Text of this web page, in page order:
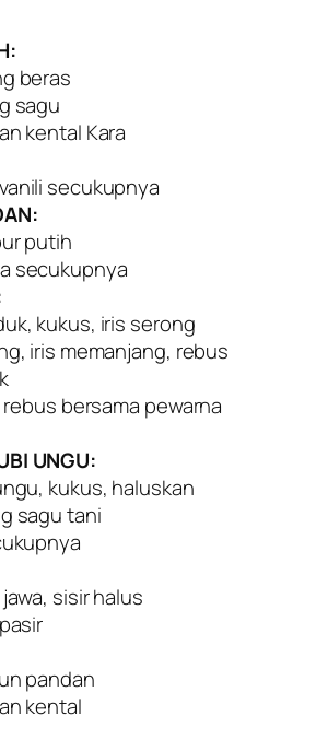
beras
sagu
kental Kara
secukupnya
putih
secukupnya
kukus, iris serong
iris memanjang, rebus
rebus bersama pewarna
UNGU:
kukus, haluskan
sagu tani
sisir halus
pandan
kental